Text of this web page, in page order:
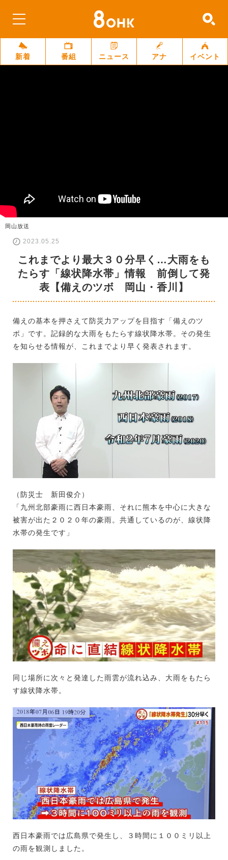
新着 番組 ニュース アナ イベント
岡山放送
2023.05.25
これまでより最大３０分早く…大雨をも
たらす「線状降水帯」情報 前倒して発
表【備えのツボ 岡山・香川】
備えの基本を押さえて防災力アップを目指す「備えのツ
ボ」です。記録的な大雨をもたらす線状降水帯。その発生
を知らせる情報が、これまでより早く発表されます。
（防災士 新田俊介）
「九州北部豪雨に西日本豪雨、それに熊本を中心に大きな
被害が出た２０２０年の豪雨。共通しているのが、線状降
水帯の発生です」
同じ場所に次々と発達した雨雲が流れ込み、大雨をもたら
す線状降水帯。
西日本豪雨では広島県で発生し、３時間に１００ミリ以上
の雨を観測しました。